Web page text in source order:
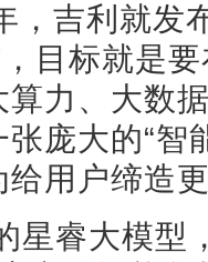
，吉利就发
目标就是
力、大数
庞大的“智
用户缔造
星睿大模型